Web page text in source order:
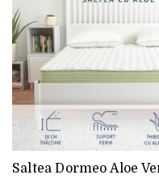
Saltea Dormeo Aloe